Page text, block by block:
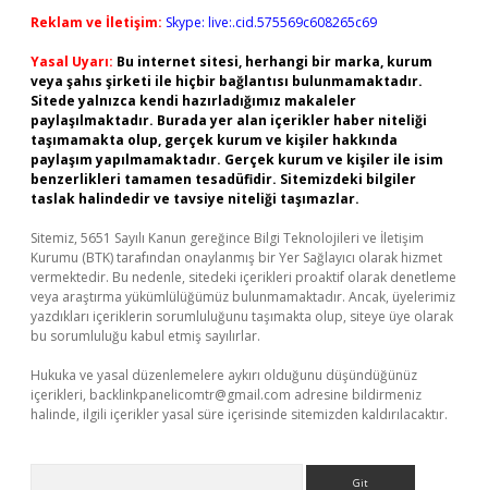
Reklam ve İletişim: Skype: live:.cid.575569c608265c69
Yasal Uyarı: Bu internet sitesi, herhangi bir marka, kurum
veya şahıs şirketi ile hiçbir bağlantısı bulunmamaktadır.
Sitede yalnızca kendi hazırladığımız makaleler
paylaşılmaktadır. Burada yer alan içerikler haber niteliği
taşımamakta olup, gerçek kurum ve kişiler hakkında
paylaşım yapılmamaktadır. Gerçek kurum ve kişiler ile isim
benzerlikleri tamamen tesadüfidir. Sitemizdeki bilgiler
taslak halindedir ve tavsiye niteliği taşımazlar.
Sitemiz, 5651 Sayılı Kanun gereğince Bilgi Teknolojileri ve İletişim
Kurumu (BTK) tarafından onaylanmış bir Yer Sağlayıcı olarak hizmet
vermektedir. Bu nedenle, sitedeki içerikleri proaktif olarak denetleme
veya araştırma yükümlülüğümüz bulunmamaktadır. Ancak, üyelerimiz
yazdıkları içeriklerin sorumluluğunu taşımakta olup, siteye üye olarak
bu sorumluluğu kabul etmiş sayılırlar.
Hukuka ve yasal düzenlemelere aykırı olduğunu düşündüğünüz
içerikleri, backlinkpanelicomtr@gmail.com adresine bildirmeniz
halinde, ilgili içerikler yasal süre içerisinde sitemizden kaldırılacaktır.